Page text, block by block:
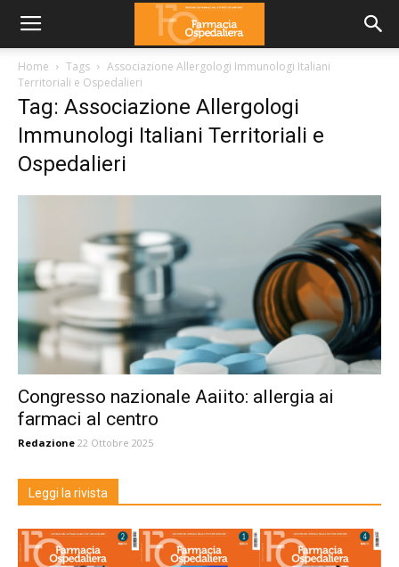
Home Tags
Associazione Allergologi Immunologi Italiani
Territoriali e Ospedalieri
Tag: Associazione Allergologi
Immunologi Italiani Territoriali e
Ospedalieri
Congresso nazionale Aaiito: allergia ai
farmaci al centro
Redazione 22 Ottobre 2025
Leggi la rivista